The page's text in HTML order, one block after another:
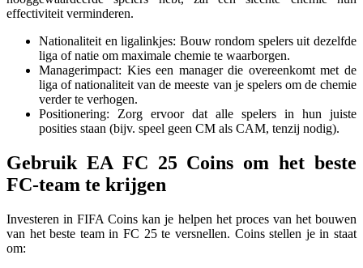
effectiviteit verminderen.
Nationaliteit en ligalinkjes: Bouw rondom spelers uit dezelfde
liga of natie om maximale chemie te waarborgen.
Managerimpact: Kies een manager die overeenkomt met de
liga of nationaliteit van de meeste van je spelers om de chemie
verder te verhogen.
Positionering: Zorg ervoor dat alle spelers in hun juiste
posities staan (bijv. speel geen CM als CAM, tenzij nodig).
Gebruik EA FC 25 Coins om het beste
FC-team te krijgen
Investeren in FIFA Coins kan je helpen het proces van het bouwen
van het beste team in FC 25 te versnellen. Coins stellen je in staat
om: